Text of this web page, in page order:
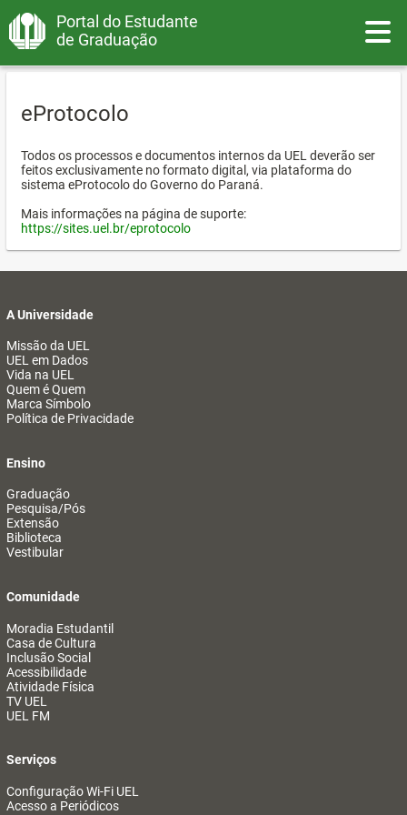
Portal do Estudante
de Graduação
eProtocolo
Todos os processos e documentos internos da UEL deverão ser
feitos exclusivamente no formato digital, via plataforma do
sistema eProtocolo do Governo do Paraná.
Mais informações na página de suporte:
https://sites.uel.br/eprotocolo
A Universidade
Missão da UEL
UEL em Dados
Vida na UEL
Quem é Quem
Marca Símbolo
Política de Privacidade
Ensino
Graduação
Pesquisa/Pós
Extensão
Biblioteca
Vestibular
Comunidade
Moradia Estudantil
Casa de Cultura
Inclusão Social
Acessibilidade
Atividade Física
TV UEL
UEL FM
Serviços
Configuração Wi-Fi UEL
Acesso a Periódicos